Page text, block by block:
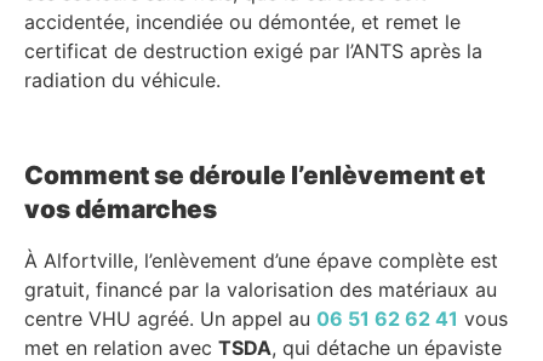
accidentée, incendiée ou démontée, et remet le
certificat de destruction exigé par l’ANTS après la
radiation du véhicule.
Comment se déroule l’enlèvement et
vos démarches
À Alfortville, l’enlèvement d’une épave complète est
gratuit, financé par la valorisation des matériaux au
centre VHU agréé. Un appel au 06 51 62 62 41 vous
met en relation avec TSDA, qui détache un épaviste